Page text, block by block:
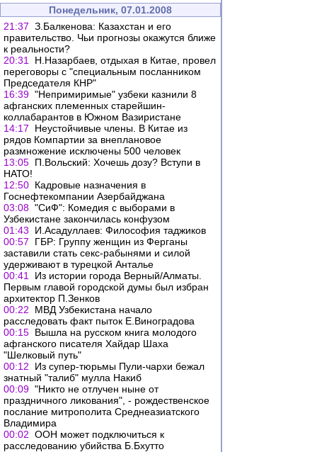
Понедельник, 07.01.2008
21:37 З.Балкенова: Казахстан и его
правительство. Чьи прогнозы окажутся ближе
к реальности?
20:31
Н.Назарбаев, отдыхая в Китае, провел
переговоры с "специальным посланником
Председателя КНР"
16:39 "Непримиримые" узбеки казнили 8
афганских племенных старейшин-
коллабарантов в Южном Вазиристане
14:17
Неустойчивые члены. В Китае из
рядов Компартии за внеплановое
размножение исключены 500 человек
13:05 П.Вольский: Хочешь дозу? Вступи в
НАТО!
12:50 Кадровые назначения в
Госнефтекомпании Азербайджана
03:08 "СиФ": Комедия с выборами в
Узбекистане закончилась конфузом
01:43
И.Асадуллаев: Философия таджиков
00:57
ГБР: Группу женщин из Ферганы
заставили стать секс-рабынями и силой
удерживают в турецкой Анталье
00:41
Из истории города Верный/Алматы.
Первым главой городской думы был избран
архитектор П.Зенков
00:22
МВД Узбекистана начало
расследовать факт пыток Е.Виноградова
00:15 Вышла на русском книга молодого
афганского писателя Хайдар Шаха
"Шелковый путь"
00:12
Из супер-тюрьмы Пули-чархи бежал
знатный "талиб" мулла Накиб
00:09 "Никто не отлучен ныне от
праздничного ликования", - рождественское
послание митрополита Среднеазиатского
Владимира
00:02 ООН может подключиться к
расследованию убийства Б.Бхутто